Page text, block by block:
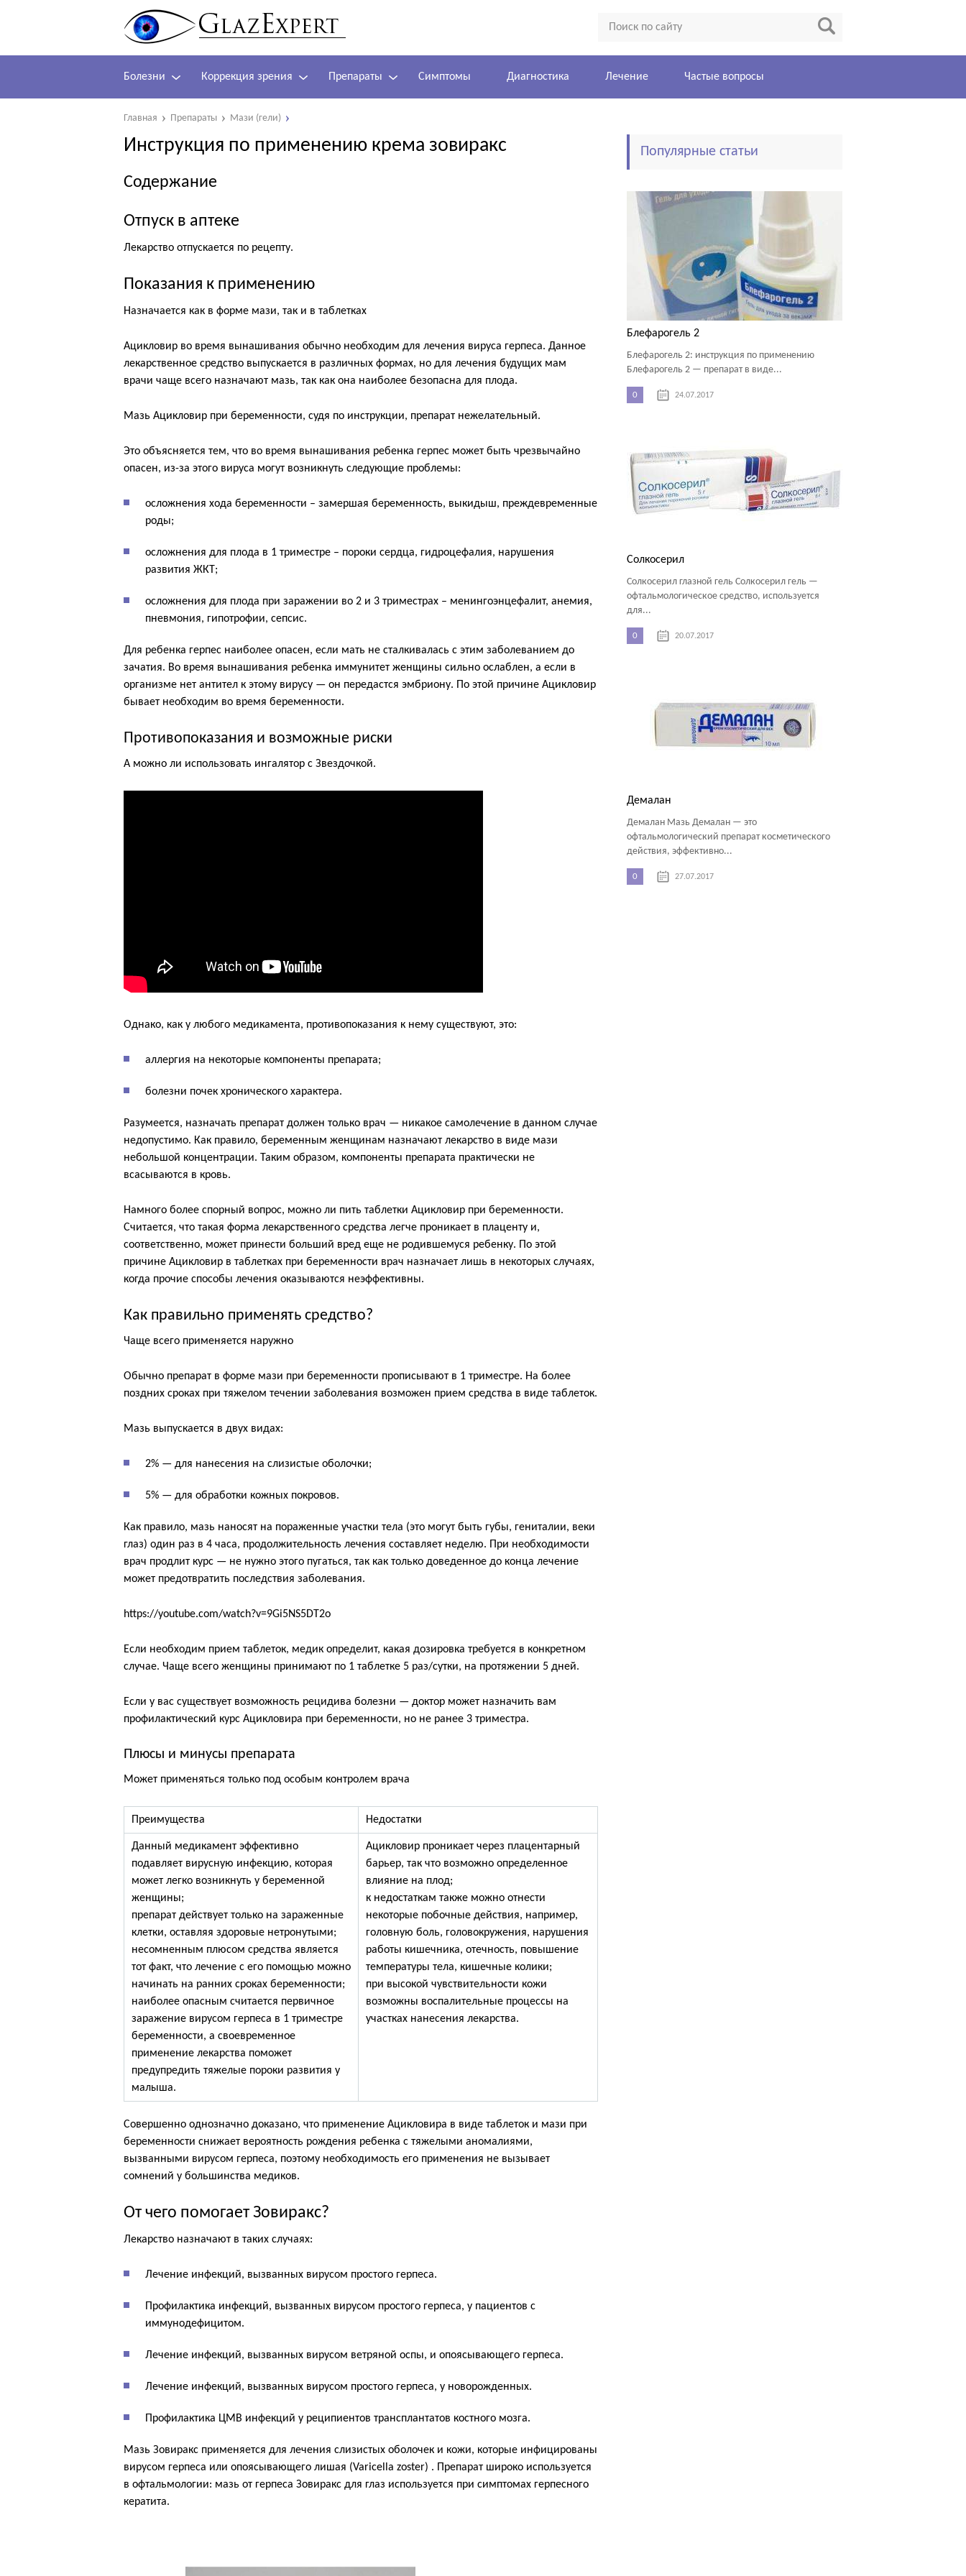
Болезни Коррекция зрения Препараты Симптомы Диагностика Лечение Частые вопросы
Главная Препараты Мази (гели)
Инструкция по применению крема зовиракс
Содержание
Отпуск в аптеке
Лекарство отпускается по рецепту.
Показания к применению
Назначается как в форме мази, так и в таблетках
Ацикловир во время вынашивания обычно необходим для лечения вируса герпеса. Данное
лекарственное средство выпускается в различных формах, но для лечения будущих мам
врачи чаще всего назначают мазь, так как она наиболее безопасна для плода.
Мазь Ацикловир при беременности, судя по инструкции, препарат нежелательный.
Это объясняется тем, что во время вынашивания ребенка герпес может быть чрезвычайно
опасен, из-за этого вируса могут возникнуть следующие проблемы:
осложнения хода беременности – замершая беременность, выкидыш, преждевременные
роды;
осложнения для плода в 1 триместре – пороки сердца, гидроцефалия, нарушения
развития ЖКТ;
осложнения для плода при заражении во 2 и 3 триместрах – менингоэнцефалит, анемия,
пневмония, гипотрофии, сепсис.
Для ребенка герпес наиболее опасен, если мать не сталкивалась с этим заболеванием до
зачатия. Во время вынашивания ребенка иммунитет женщины сильно ослаблен, а если в
организме нет антител к этому вирусу — он передастся эмбриону. По этой причине Ацикловир
бывает необходим во время беременности.
Противопоказания и возможные риски
А можно ли использовать ингалятор c Звездочкой.
Однако, как у любого медикамента, противопоказания к нему существуют, это:
аллергия на некоторые компоненты препарата;
болезни почек хронического характера.
Разумеется, назначать препарат должен только врач — никакое самолечение в данном случае
недопустимо. Как правило, беременным женщинам назначают лекарство в виде мази
небольшой концентрации. Таким образом, компоненты препарата практически не
всасываются в кровь.
Намного более спорный вопрос, можно ли пить таблетки Ацикловир при беременности.
Считается, что такая форма лекарственного средства легче проникает в плаценту и,
соответственно, может принести больший вред еще не родившемуся ребенку. По этой
причине Ацикловир в таблетках при беременности врач назначает лишь в некоторых случаях,
когда прочие способы лечения оказываются неэффективны.
Как правильно применять средство?
Чаще всего применяется наружно
Обычно препарат в форме мази при беременности прописывают в 1 триместре. На более
поздних сроках при тяжелом течении заболевания возможен прием средства в виде таблеток.
Мазь выпускается в двух видах:
2% — для нанесения на слизистые оболочки;
5% — для обработки кожных покровов.
Как правило, мазь наносят на пораженные участки тела (это могут быть губы, гениталии, веки
глаз) один раз в 4 часа, продолжительность лечения составляет неделю. При необходимости
врач продлит курс — не нужно этого пугаться, так как только доведенное до конца лечение
может предотвратить последствия заболевания.
https://youtube.com/watch?v=9Gi5NS5DT2o
Если необходим прием таблеток, медик определит, какая дозировка требуется в конкретном
случае. Чаще всего женщины принимают по 1 таблетке 5 раз/сутки, на протяжении 5 дней.
Если у вас существует возможность рецидива болезни — доктор может назначить вам
профилактический курс Ацикловира при беременности, но не ранее 3 триместра.
Плюсы и минусы препарата
Может применяться только под особым контролем врача
Преимущества Недостатки
Данный медикамент эффективно
подавляет вирусную инфекцию, которая
может легко возникнуть у беременной
женщины;
препарат действует только на зараженные
клетки, оставляя здоровые нетронутыми;
несомненным плюсом средства является
тот факт, что лечение с его помощью можно
начинать на ранних сроках беременности;
наиболее опасным считается первичное
заражение вирусом герпеса в 1 триместре
беременности, а своевременное
применение лекарства поможет
предупредить тяжелые пороки развития у
малыша.
Ацикловир проникает через плацентарный
барьер, так что возможно определенное
влияние на плод;
к недостаткам также можно отнести
некоторые побочные действия, например,
головную боль, головокружения, нарушения
работы кишечника, отечность, повышение
температуры тела, кишечные колики;
при высокой чувствительности кожи
возможны воспалительные процессы на
участках нанесения лекарства.
Совершенно однозначно доказано, что применение Ацикловира в виде таблеток и мази при
беременности снижает вероятность рождения ребенка с тяжелыми аномалиями,
вызванными вирусом герпеса, поэтому необходимость его применения не вызывает
сомнений у большинства медиков.
От чего помогает Зовиракс?
Лекарство назначают в таких случаях:
Лечение инфекций, вызванных вирусом простого герпеса.
Профилактика инфекций, вызванных вирусом простого герпеса, у пациентов с
иммунодефицитом.
Лечение инфекций, вызванных вирусом ветряной оспы, и опоясывающего герпеса.
Лечение инфекций, вызванных вирусом простого герпеса, у новорожденных.
Профилактика ЦМВ инфекций у реципиентов трансплантатов костного мозга.
Мазь Зовиракс применяется для лечения слизистых оболочек и кожи, которые инфицированы
вирусом герпеса или опоясывающего лишая (Varicella zoster) . Препарат широко используется
в офтальмологии: мазь от герпеса Зовиракс для глаз используется при симптомах герпесного
кератита.
Популярные статьи
Блефарогель 2
Блефарогель 2: инструкция по применению
Блефарогель 2 — препарат в виде...
0 24.07.2017
Солкосерил
Солкосерил глазной гель Солкосерил гель —
офтальмологическое средство, используется
для...
0 20.07.2017
Демалан
Демалан Мазь Демалан — это
офтальмологический препарат косметического
действия, эффективно...
0 27.07.2017